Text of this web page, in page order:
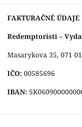
FAKTURAČNÉ ÚDAJE
Redemptoristi –
Masarykova 35, 071
IČO: 00585696
IBAN: